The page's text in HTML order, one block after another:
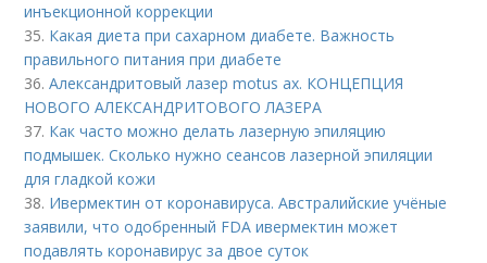
инъекционной коррекции
35. Какая диета при сахарном диабете. Важность
правильного питания при диабете
36.Александритовый лазер motus ax. КОНЦЕПЦИЯ
НОВОГО АЛЕКСАНДРИТОВОГО ЛАЗЕРА
37. Как часто можно делать лазерную эпиляцию
подмышек. Сколько нужно сеансов лазерной эпиляции
для гладкой кожи
38. Ивермектин от коронавируса. Австралийские учёные
заявили, что одобренный FDA ивермектин может
подавлять коронавирус за двое суток